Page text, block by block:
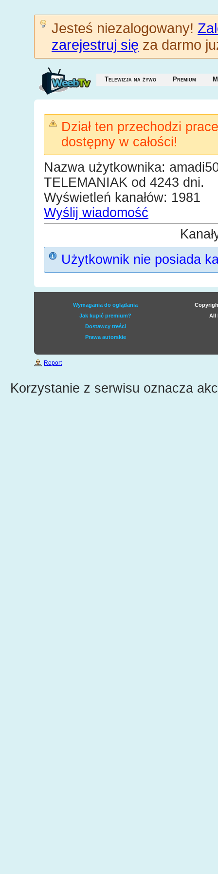
Jesteś niezalogowany!
zarejestruj się za darmo
Telewizja na żywo Premium
Dział ten przechodzi
dostępny w całości!
Nazwa użytkownika:
TELEMANIAK od 4243 dni.
Wyświetleń kanałów: 1981
Wyślij wiadomość
Użytkownik nie posiada
Wymagania do oglądania
Jak kupić premium?
Dostawcy treści
Prawa autorskie
All
Report
Korzystanie z serwisu oznacza